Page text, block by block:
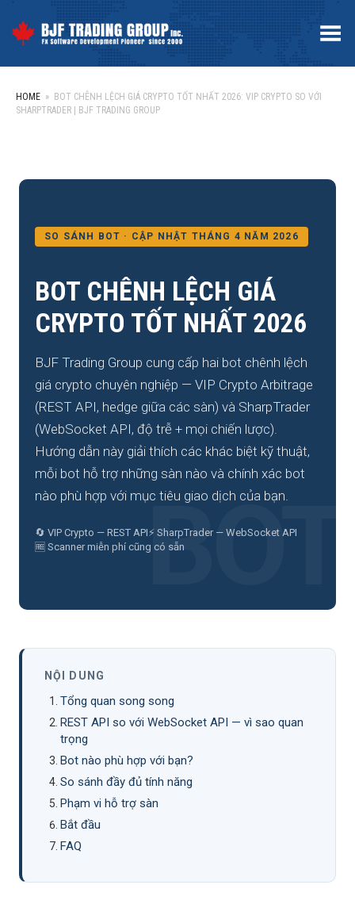
Toggle Menu
HOME » BOT CHÊNH LỆCH GIÁ CRYPTO TỐT NHẤT 2026: VIP CRYPTO SO VỚI
SHARPTRADER | BJF TRADING GROUP
SO SÁNH BOT · CẬP NHẬT THÁNG 4 NĂM 2026
BOT CHÊNH LỆCH GIÁ
CRYPTO TỐT NHẤT 2026
BJF Trading Group cung cấp hai bot chênh lệch
giá crypto chuyên nghiệp — VIP Crypto Arbitrage
(REST API, hedge giữa các sàn) và SharpTrader
(WebSocket API, độ trễ + mọi chiến lược).
Hướng dẫn này giải thích các khác biệt kỹ thuật,
mỗi bot hỗ trợ những sàn nào và chính xác bot
nào phù hợp với mục tiêu giao dịch của bạn.
🔄 VIP Crypto — REST API⚡ SharpTrader — WebSocket API
🆓 Scanner miễn phí cũng có sẵn
NỘI DUNG
Tổng quan song song
REST API so với WebSocket API — vì sao quan
trọng
Bot nào phù hợp với bạn?
So sánh đầy đủ tính năng
Phạm vi hỗ trợ sàn
Bắt đầu
FAQ